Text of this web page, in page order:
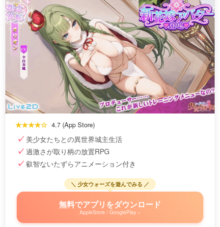
★★★★☆ 4.7 (App Store)
美少女たちとの異世界城主生活
過激さが取り柄の放置RPG
叡智ないたずらアニメーション付き
＼ 少女ウォーズを遊んでみる ／
無料でアプリをダウンロード
AppleStore / GooglePlay »